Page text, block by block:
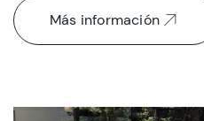
Más información